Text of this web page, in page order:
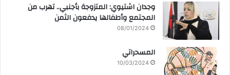
وجدان اشتيوي: المتزوجة بأجنبي.. تهرب من
المجتمع وأطفالها يدفعون الثمن
08/01/2024
المسحراتي
10/03/2024